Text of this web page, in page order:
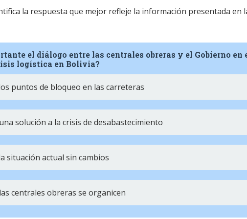
la respuesta que mejor refleje la información presentada en
el diálogo entre las centrales obreras y el Gobierno en
logística en Bolivia?
puntos de bloqueo en las carreteras
solución a la crisis de desabastecimiento
situación actual sin cambios
centrales obreras se organicen